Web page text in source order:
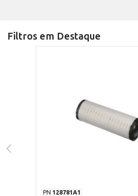
Filtros em Destaque
PN 128781A1